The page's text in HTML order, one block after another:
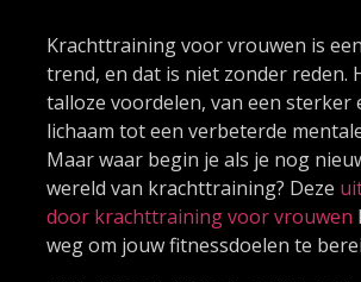
Krachttraining voor vrouwen is
trend, en dat is niet zonder reden.
talloze voordelen, van een sterker
lichaam tot een verbeterde
Maar waar begin je als je nog
wereld van krachttraining? Deze
door krachttraining voor vrouwen
weg om jouw fitnessdoelen te